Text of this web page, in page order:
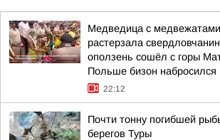
Медведица с
растерзала
оползень сошёл с горы
Польше бизон набросился
22:12
Почти тонну погибшей
берегов Туры